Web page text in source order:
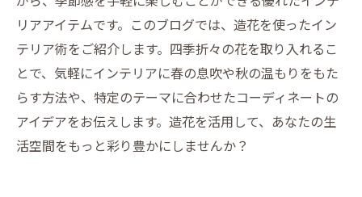
リアアイテムです。このブログでは、造花を使ったイン
テリア術をご紹介します。四季折々の花を取り入れるこ
とで、気軽にインテリアに春の息吹や秋の温もりをもた
らす方法や、特定のテーマに合わせたコーディネートの
アイデアをお伝えします。造花を活用して、あなたの生
活空間をもっと彩り豊かにしませんか？